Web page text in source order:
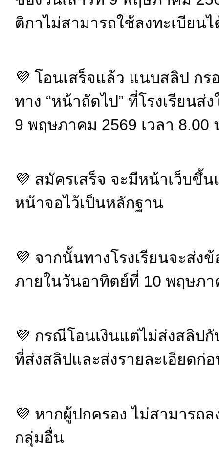
ติกาไม่สามารถใช้ลงทะเบียนไ
💜 โอนเสร็จแล้ว แนบสลิป ก
ทาง “หน้าถัดไป” ที่โรงเรียน
9 พฤษภาคม 2569 เวลา 8.00
💜 สมัครเสร็จ จะมีหน้าเว็บขึ้
หน้าจอไว้เป็นหลักฐาน
💜 จากนั้นทางโรงเรียนจะส่ง
ภายในวันอาทิตย์ที่ 10 พฤษภา
💜 กรณีโอนเงินแต่ไม่ส่งสลิป
ที่ส่งสลิปและส่งรายละเอียดก่
💜 หากผู้ปกครอง ไม่สามารถ
กลุ่มอื่น